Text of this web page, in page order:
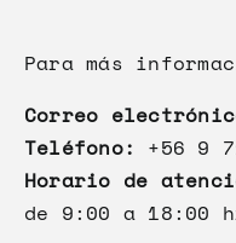
Para más
Correo
Teléfono: +56 9
Horario de
de 9:00 a 18:00